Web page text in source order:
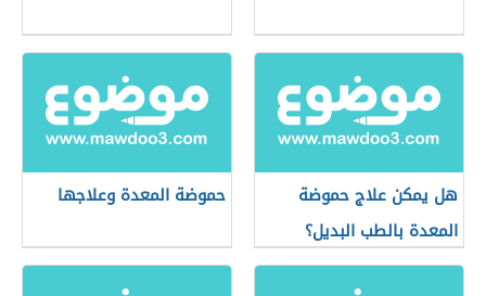
هل يمكن علاج حموضة
المعدة بالطب البديل؟
حموضة المعدة وعلاجها